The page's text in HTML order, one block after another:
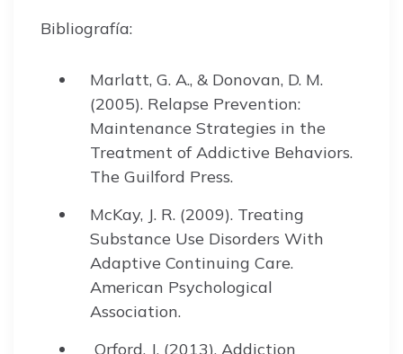
Bibliografía:
Marlatt, G. A., & Donovan, D. M.
(2005). Relapse Prevention:
Maintenance Strategies in the
Treatment of Addictive Behaviors.
The Guilford Press.
McKay, J. R. (2009). Treating
Substance Use Disorders With
Adaptive Continuing Care.
American Psychological
Association.
Orford, J. (2013). Addiction